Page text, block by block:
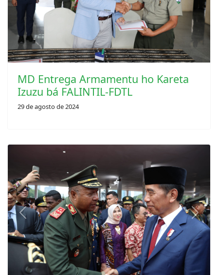
MD Entrega Armamentu ho Kareta
Izuzu bá FALINTIL-FDTL
29 de agosto de 2024
Previous Next